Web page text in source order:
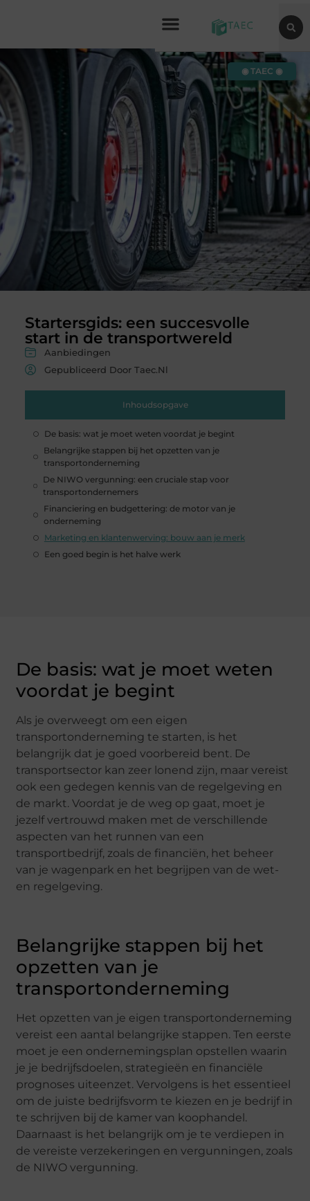
Startersgids: een succesvolle
start in de transportwereld
Aanbiedingen
Gepubliceerd Door Taec.nl
Inhoudsopgave
De basis: wat je moet weten voordat je begint
Belangrijke stappen bij het opzetten van je
transportonderneming
De NIWO vergunning: een cruciale stap voor
transportondernemers
Financiering en budgettering: de motor van je
onderneming
Marketing en klantenwerving: bouw aan je merk
Een goed begin is het halve werk
◉ TAEC ◉
De basis: wat je moet weten
voordat je begint
Als je overweegt om een eigen
transportonderneming te starten, is het
belangrijk dat je goed voorbereid bent. De
transportsector kan zeer lonend zijn, maar vereist
ook een gedegen kennis van de regelgeving en
de markt. Voordat je de weg op gaat, moet je
jezelf vertrouwd maken met de verschillende
aspecten van het runnen van een
transportbedrijf, zoals de financiën, het beheer
van je wagenpark en het begrijpen van de wet-
en regelgeving.
Belangrijke stappen bij het
opzetten van je
transportonderneming
Het opzetten van je eigen transportonderneming
vereist een aantal belangrijke stappen. Ten eerste
moet je een ondernemingsplan opstellen waarin
je je bedrijfsdoelen, strategieën en financiële
prognoses uiteenzet. Vervolgens is het essentieel
om de juiste bedrijfsvorm te kiezen en je bedrijf in
te schrijven bij de kamer van koophandel.
Daarnaast is het belangrijk om je te verdiepen in
de vereiste verzekeringen en vergunningen, zoals
de NIWO vergunning.